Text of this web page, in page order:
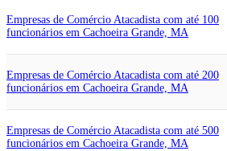
Empresas de Comércio Atacadista com até 100
funcionários em Cachoeira Grande, MA
Empresas de Comércio Atacadista com até 200
funcionários em Cachoeira Grande, MA
Empresas de Comércio Atacadista com até 500
funcionários em Cachoeira Grande, MA